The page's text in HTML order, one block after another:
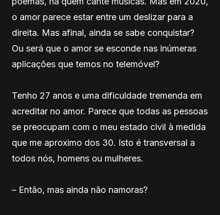
o amor parece estar entre um deslizar para a
direita. Mas afinal, ainda se sabe conquistar?
Ou será que o amor se esconde nas inúmeras
aplicações que temos no telemóvel?
Tenho 27 anos e uma dificuldade tremenda em
acreditar no amor. Parece que todas as pessoas
se preocupam com o meu estado civil à medida
que me aproximo dos 30. Isto é transversal a
todos nós, homens ou mulheres.
– Então, mas ainda não namoras?